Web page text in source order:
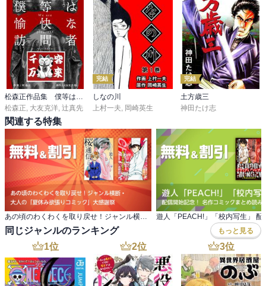
松森正 大友克洋 辻真先
完結
しなの川
上村一夫 岡崎英生
完結
土方歳三
神田たけ志
関連する特集
同じジャンルのランキング もっと見る
1位 2位 3位